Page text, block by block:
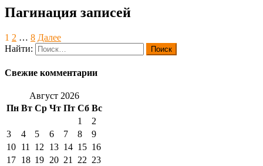
Пагинация записей
1 2 … 8 Далее
Найти:
Свежие комментарии
Август 2026
Пн Вт Ср Чт Пт Сб Вс
1
2
3
4 5 6 7 8
9
10 11 12 13 14 15 16
17 18 19 20 21 22 23